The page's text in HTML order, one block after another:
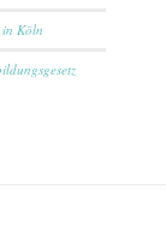
in Köln